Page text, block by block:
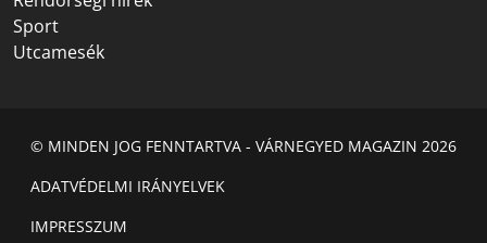
Sport
Utcamesék
© MINDEN JOG FENNTARTVA - VÁRNEGYED MAGAZIN 2026
ADATVÉDELMI IRÁNYELVEK
IMPRESSZUM